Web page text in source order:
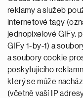
reklamy a služeb
internetové tagy
jednopixelové GIFy,
GIFy 1-by-1) a
a soubory cookie
poskytujícího
který se může
(včetně vaší IP